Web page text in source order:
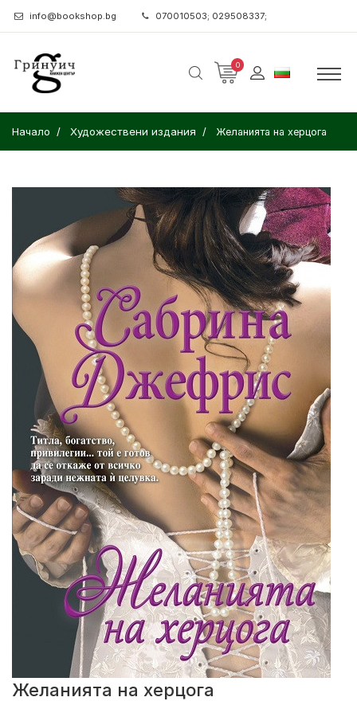
info@bookshop.bg 070010503; 029508337;
0
Начало Художествени издания Желанията на херцога
Желанията на херцога